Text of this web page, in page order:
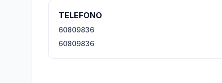
TELEFONO
60809836
60809836